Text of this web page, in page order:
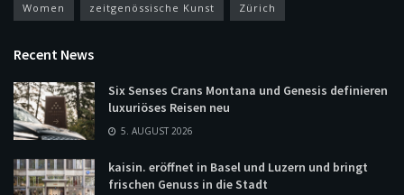
Women zeitgenössische Kunst Zürich
Recent News
Six Senses Crans Montana und Genesis definieren
luxuriöses Reisen neu
5. AUGUST 2026
kaisin. eröffnet in Basel und Luzern und bringt
frischen Genuss in die Stadt